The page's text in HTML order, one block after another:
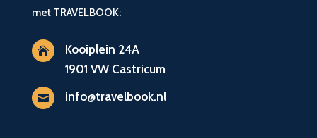
met TRAVELBOOK:

Kooiplein 24A
1901 VW Castricum
 info@travelbook.nl